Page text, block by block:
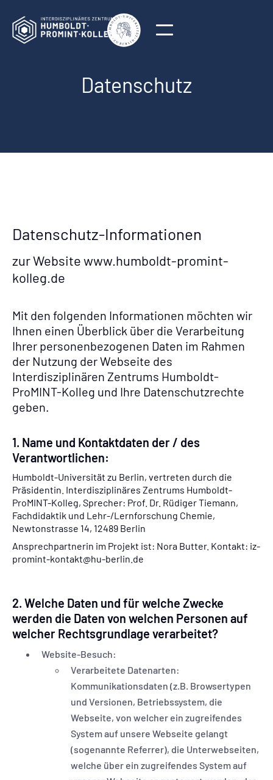
Datenschutz
Datenschutz-Informationen
zur Website www.humboldt-promint-
kolleg.de
Mit den folgenden Informationen möchten wir
Ihnen einen Überblick über die Verarbeitung
Ihrer personenbezogenen Daten im Rahmen
der Nutzung der Webseite des
Interdisziplinären Zentrums Humboldt-
ProMINT-Kolleg und Ihre Datenschutzrechte
geben.
1. Name und Kontaktdaten der / des
Verantwortlichen:
Humboldt-Universität zu Berlin, vertreten durch die
Präsidentin. Interdisziplinäres Zentrums Humboldt-
ProMINT-Kolleg, Sprecher: Prof. Dr. Rüdiger Tiemann,
Fachdidaktik und Lehr-/Lernforschung Chemie,
Newtonstrasse 14, 12489 Berlin
Ansprechpartnerin im Projekt ist: Nora Butter. Kontakt: iz-
promint-kontakt@hu-berlin.de
2. Welche Daten und für welche Zwecke
werden die Daten von welchen Personen auf
welcher Rechtsgrundlage verarbeitet?
Website-Besuch:
Verarbeitete Datenarten:
Kommunikationsdaten (z.B. Browsertypen
und Versionen, Betriebssystem, die
Webseite, von welcher ein zugreifendes
System auf unsere Webseite gelangt
(sogenannte Referrer), die Unterwebseiten,
welche über ein zugreifendes System auf